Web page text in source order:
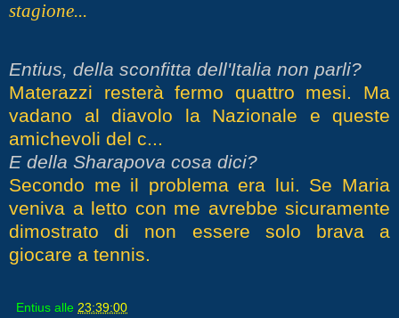
stagione...
Entius, della sconfitta dell'Italia non parli?
Materazzi resterà fermo quattro mesi. Ma
vadano al diavolo la Nazionale e queste
amichevoli del c...
E della Sharapova cosa dici?
Secondo me il problema era lui. Se Maria
veniva a letto con me avrebbe sicuramente
dimostrato di non essere solo brava a
giocare a tennis.
Entius alle 23:39:00